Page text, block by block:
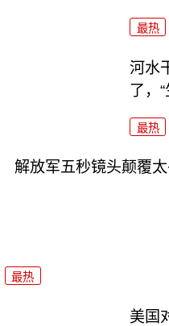
最热
河水
了，
最热
解放军五秒镜头颠覆
最热
美国